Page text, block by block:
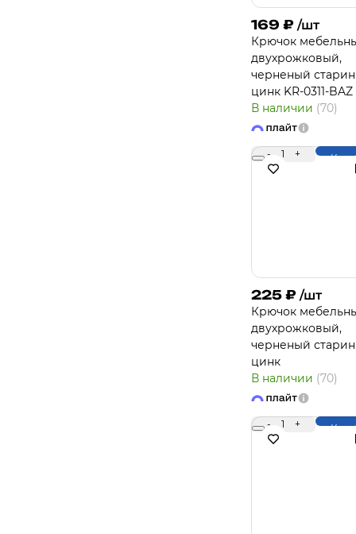
169 ₽ /шт
Крючок
двухрожковый,
черненый
цинк KR-0311-BAZ
В наличии (70)
- 1 +
225 ₽ /шт
Крючок
двухрожковый,
черненый
цинк
В наличии (70)
- 1 +